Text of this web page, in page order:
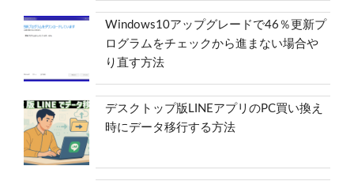
Windows10アップグレードで46％更新プ
ログラムをチェックから進まない場合や
り直す方法
デスクトップ版LINEアプリのPC買い換え
時にデータ移行する方法